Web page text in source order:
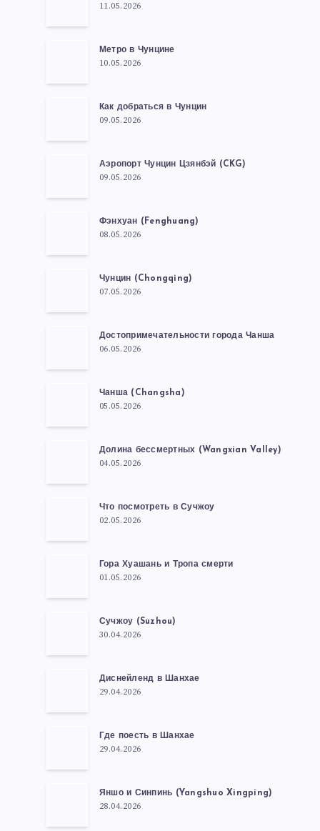
11.05.2026
Метро в Чунцине
10.05.2026
Как добраться в Чунцин
09.05.2026
Аэропорт Чунцин Цзянбэй (CKG)
09.05.2026
Фэнхуан (Fenghuang)
08.05.2026
Чунцин (Chongqing)
07.05.2026
Достопримечательности города Чанша
06.05.2026
Чанша (Changsha)
05.05.2026
Долина бессмертных (Wangxian Valley)
04.05.2026
Что посмотреть в Сучжоу
02.05.2026
Гора Хуашань и Тропа смерти
01.05.2026
Сучжоу (Suzhou)
30.04.2026
Диснейленд в Шанхае
29.04.2026
Где поесть в Шанхае
29.04.2026
Яншо и Синпинь (Yangshuo Xingping)
28.04.2026